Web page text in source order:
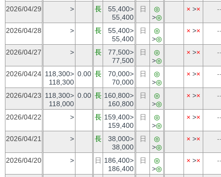
2026/04/29 > 長
55,400>
55,400
日
◎
>◎
× >×
2026/04/28 > 長
55,400>
55,400
日
◎
>◎
× >×
2026/04/27 > 長
77,500>
77,500
日
◎
>◎
× >×
2026/04/24 118,300>
118,300
0.00 長
70,000>
70,000
日
◎
>◎
× >×
2026/04/23 118,300>
118,000
0.00 長 160,800>
160,800
日
◎
>◎
× >×
2026/04/22 > 長 159,400>
159,400
日
◎
>◎
× >×
2026/04/21 > 長
38,000>
38,000
日
◎
>◎
× >×
2026/04/20 > 日 186,400>
186,400
日
◎
>◎
× >×